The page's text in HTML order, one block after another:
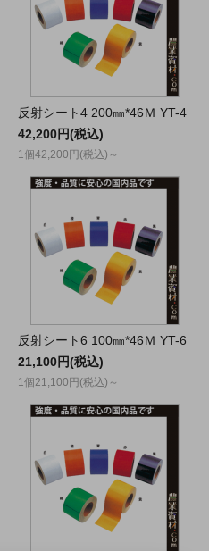
反射シート4 200㎜*46Ｍ YT-4
42,200円(税込)
1個42,200円(税込)～
反射シート6 100㎜*46Ｍ YT-6
21,100円(税込)
1個21,100円(税込)～